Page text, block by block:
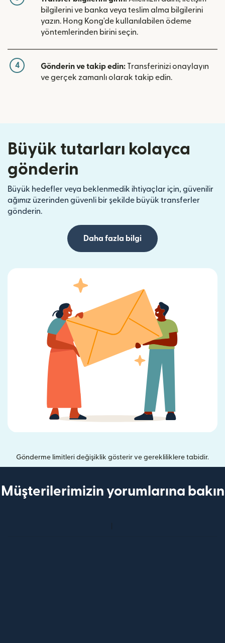
bilgilerini ve banka veya teslim alma bilgilerini
yazın. Hong Kong'de kullanılabilen ödeme
yöntemlerinden birini seçin.
4 Gönderin ve takip edin: Transferinizi onaylayın
ve gerçek zamanlı olarak takip edin.
Büyük tutarları kolayca
gönderin
Büyük hedefler veya beklenmedik ihtiyaçlar için, güvenilir
ağımız üzerinden güvenli bir şekilde büyük transferler
gönderin.
Daha fazla bilgi
Gönderme limitleri değişiklik gösterir ve gerekliliklere tabidir.
Müşterilerimizin yorumlarına bakın